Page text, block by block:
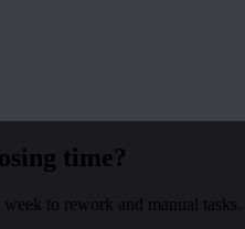
time?
to rework and manual